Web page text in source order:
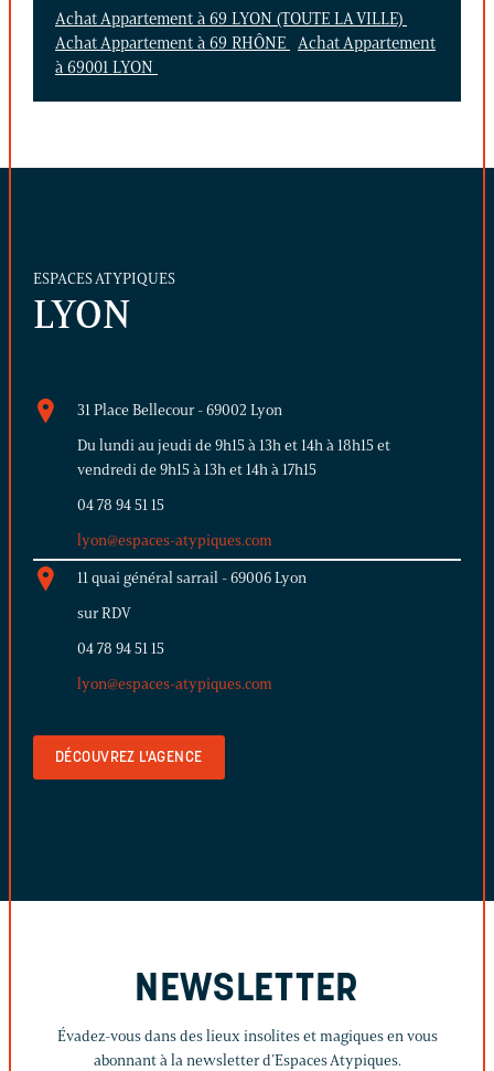
Achat Appartement à 69 LYON (TOUTE LA VILLE)
Achat Appartement à 69 RHÔNE
Achat Appartement
à 69001 LYON
ESPACES ATYPIQUES
LYON
31 Place Bellecour - 69002 Lyon
Du lundi au jeudi de 9h15 à 13h et 14h à 18h15 et
vendredi de 9h15 à 13h et 14h à 17h15
04 78 94 51 15
lyon@espaces-atypiques.com
11 quai général sarrail - 69006 Lyon
sur RDV
04 78 94 51 15
lyon@espaces-atypiques.com
DÉCOUVREZ L'AGENCE
NEWSLETTER
Évadez-vous dans des lieux insolites et magiques en vous
abonnant à la newsletter d’Espaces Atypiques.